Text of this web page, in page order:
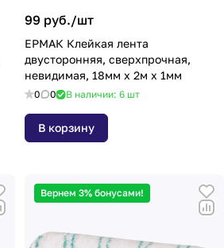
99 руб./шт
ЕРМАК Клейкая лента
двусторонняя, сверхпрочная,
невидимая, 18мм x 2м x 1мм
0 0 В наличии: 6 шт
В корзину
Вернем 3% бонусами!